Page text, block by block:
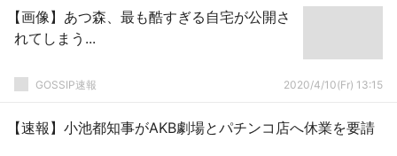
【画像】あつ森、最も酷すぎる自宅が公開さ
れてしまう...
GOSSIP速報 2020/4/10(Fr) 13:15
【速報】小池都知事がAKB劇場とパチンコ店へ休業を要請